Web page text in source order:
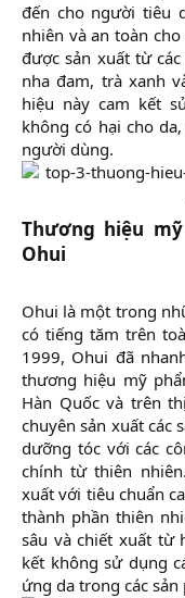
đến cho người tiêu
nhiên và an toàn cho
được sản xuất từ
nha đam, trà xanh
hiệu này cam kết
không có hại cho
người dùng.​
Thương hiệu
Ohui
Ohui là một trong
có tiếng tăm trên
1999, Ohui đã
thương hiệu mỹ
Hàn Quốc và trên
chuyên sản xuất các
dưỡng tóc với các
chính từ thiên
xuất với tiêu chuẩn
thành phần thiên
sâu và chiết xuất từ
kết không sử dụng
ứng da trong các